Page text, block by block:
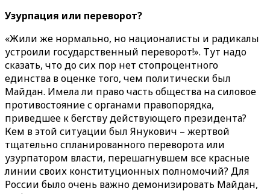
Узурпация или переворот?
«Жили же нормально, но националисты и радикалы
устроили государственный переворот!». Тут надо
сказать, что до сих пор нет стопроцентного
единства в оценке того, чем политически был
Майдан. Имела ли право часть общества на силовое
противостояние с органами правопорядка,
приведшее к бегству действующего президента?
Кем в этой ситуации был Янукович – жертвой
тщательно спланированного переворота или
узурпатором власти, перешагнувшем все красные
линии своих конституционных полномочий? Для
России было очень важно демонизировать Майдан,